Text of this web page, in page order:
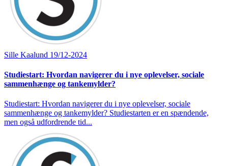
Sille Kaalund 19/12-2024
Studiestart: Hvordan navigerer du i nye oplevelser, sociale
sammenhænge og tankemylder?
Studiestart: Hvordan navigerer du i nye oplevelser, sociale
sammenhænge og tankemylder? Studiestarten er en spændende,
men også udfordrende tid...